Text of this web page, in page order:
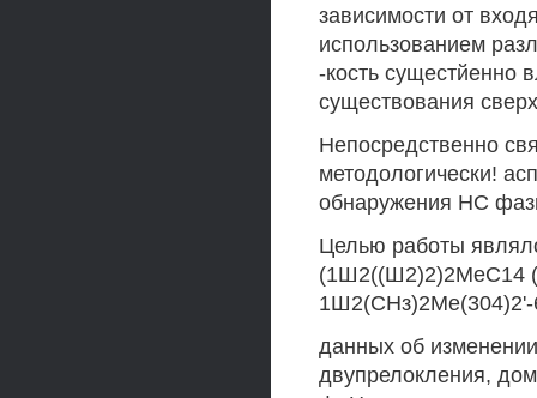
зависимости от
использованием
-кость сущестйенно
существования
Непосредственно
методологически!
обнаружения НС
Целью работы
(1Ш2((Ш2)2)2МеС14
1Ш2(СНз)2Ме(304)2'-
данных об
двупрелокления,